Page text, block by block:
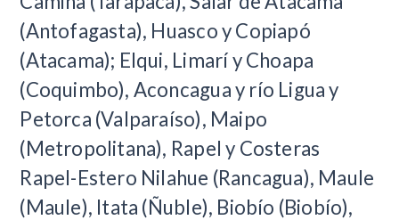
(Antofagasta), Huasco y Copiapó
(Atacama); Elqui, Limarí y Choapa
(Coquimbo), Aconcagua y río Ligua y
Petorca (Valparaíso), Maipo
(Metropolitana), Rapel y Costeras
Rapel-Estero Nilahue (Rancagua), Maule
(Maule), Itata (Ñuble), Biobío (Biobío),